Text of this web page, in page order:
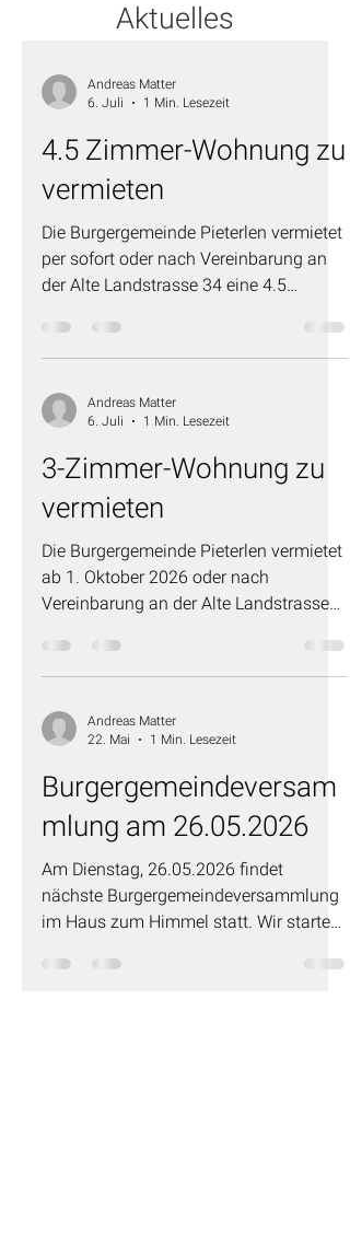
Aktuelles
Andreas Matter
6. Juli
1 Min. Lesezeit
4.5 Zimmer-Wohnung zu
vermieten
Die Burgergemeinde Pieterlen vermietet
per sofort oder nach Vereinbarung an
der Alte Landstrasse 34 eine 4.5
Dokumentation
Andreas Matter
6. Juli
1 Min. Lesezeit
3-Zimmer-Wohnung zu
vermieten
Die Burgergemeinde Pieterlen vermietet
ab 1. Oktober 2026 oder nach
Vereinbarung an der Alte Landstrasse
zur Dokumentation
Andreas Matter
22. Mai
1 Min. Lesezeit
Burgergemeindeversam
mlung am 26.05.2026
Am Dienstag, 26.05.2026 findet
nächste Burgergemeindeversammlung
im Haus zum Himmel statt. Wir starten
auf zahlreiche Teilnehmer.